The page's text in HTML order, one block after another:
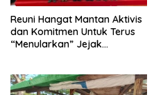
Reuni Hangat Mantan Aktivis
dan Komitmen Untuk Terus
“Menularkan” Jejak